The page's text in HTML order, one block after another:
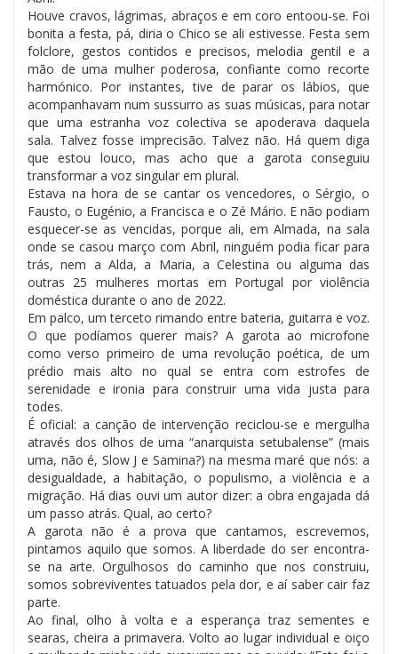
Houve cravos, lágrimas, abraços e em coro entoou-se. Foi
bonita a festa, pá, diria o Chico se ali estivesse. Festa sem
folclore, gestos contidos e precisos, melodia gentil e a
mão de uma mulher poderosa, confiante como recorte
harmónico. Por instantes, tive de parar os lábios, que
acompanhavam num sussurro as suas músicas, para notar
que uma estranha voz colectiva se apoderava daquela
sala. Talvez fosse imprecisão. Talvez não. Há quem diga
que estou louco, mas acho que a garota conseguiu
transformar a voz singular em plural.
Estava na hora de se cantar os vencedores, o Sérgio, o
Fausto, o Eugénio, a Francisca e o Zé Mário. E não podiam
esquecer-se as vencidas, porque ali, em Almada, na sala
onde se casou março com Abril, ninguém podia ficar para
trás, nem a Alda, a Maria, a Celestina ou alguma das
outras 25 mulheres mortas em Portugal por violência
doméstica durante o ano de 2022.
Em palco, um terceto rimando entre bateria, guitarra e voz.
O que podíamos querer mais? A garota ao microfone
como verso primeiro de uma revolução poética, de um
prédio mais alto no qual se entra com estrofes de
serenidade e ironia para construir uma vida justa para
todes.
É oficial: a canção de intervenção reciclou-se e mergulha
através dos olhos de uma “anarquista setubalense” (mais
uma, não é, Slow J e Samina?) na mesma maré que nós: a
desigualdade, a habitação, o populismo, a violência e a
migração. Há dias ouvi um autor dizer: a obra engajada dá
um passo atrás. Qual, ao certo?
A garota não é a prova que cantamos, escrevemos,
pintamos aquilo que somos. A liberdade do ser encontra-
se na arte. Orgulhosos do caminho que nos construiu,
somos sobreviventes tatuados pela dor, e aí saber cair faz
parte.
Ao final, olho à volta e a esperança traz sementes e
searas, cheira a primavera. Volto ao lugar individual e oiço